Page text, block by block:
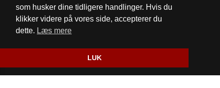
som husker dine tidligere handlinger. Hvis du
klikker videre på vores side, accepterer du
dette. Læs mere
LUK
Cookie- og privatlivspolitik